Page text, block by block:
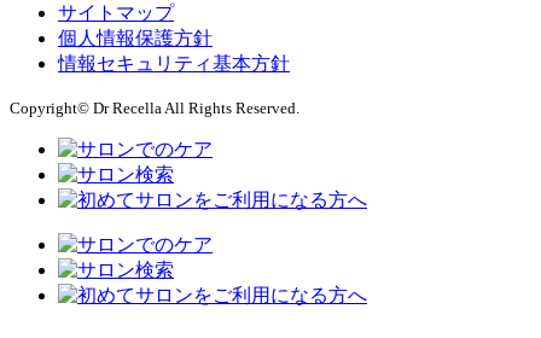
サイトマップ
個人情報保護方針
情報セキュリティ基本方針
Copyright© Dr Recella All Rights Reserved.